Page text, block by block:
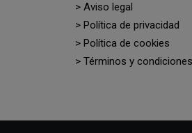
> Aviso legal
> Política de privacidad
> Política de cookies
> Términos y condiciones